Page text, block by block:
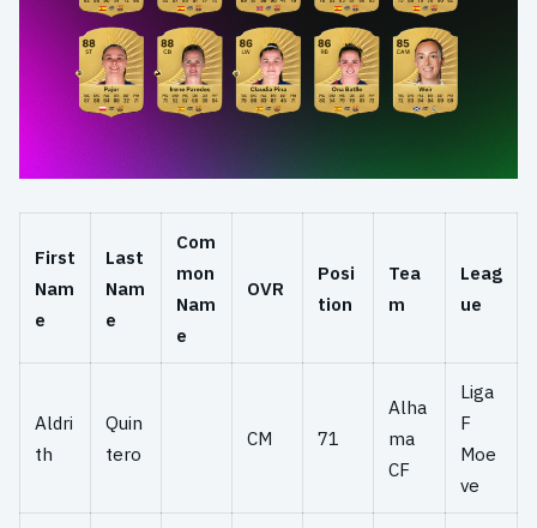
First
Nam
e
Last
Nam
e
Com
mon
Nam
e
OVR
Posi
tion
Tea
m
Leag
ue
Aldri
th
Quin
tero
CM 71
Alha
ma
CF
Liga
F
Moe
ve